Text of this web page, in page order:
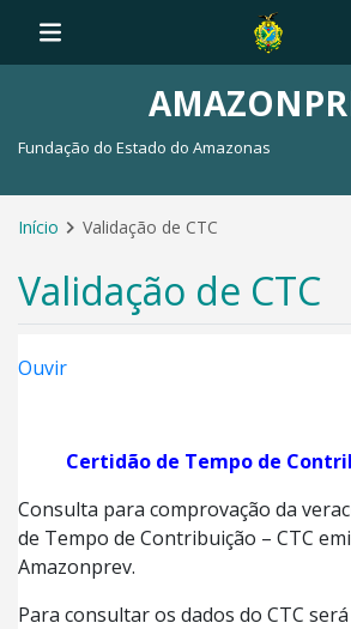
Fundação do Estado do Amazonas
Início Validação de CTC
Validação de CTC
Ouvir
Certidão de Tempo de
Consulta para comprovação da
de Tempo de Contribuição – CTC
Amazonprev.
Para consultar os dados do CTC